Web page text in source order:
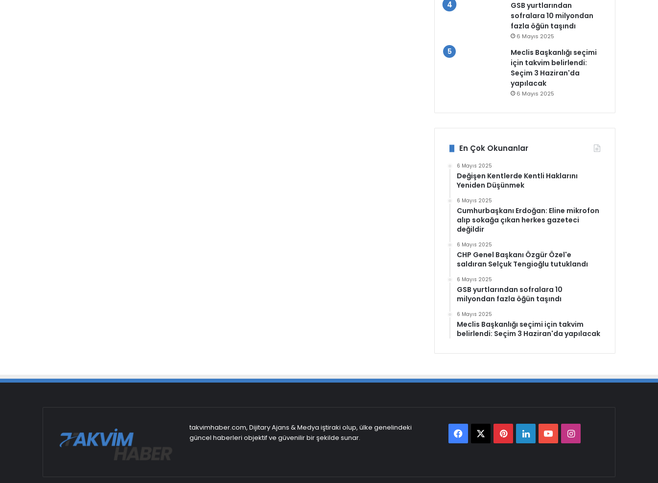
GSB yurtlarından
sofralara 10 milyondan
fazla öğün taşındı
6 Mayıs 2025
Meclis Başkanlığı seçimi
için takvim belirlendi:
Seçim 3 Haziran'da
yapılacak
6 Mayıs 2025
En Çok Okunanlar
6 Mayıs 2025
Değişen Kentlerde Kentli Haklarını
Yeniden Düşünmek
6 Mayıs 2025
Cumhurbaşkanı Erdoğan: Eline mikrofon
alıp sokağa çıkan herkes gazeteci
değildir
6 Mayıs 2025
CHP Genel Başkanı Özgür Özel'e
saldıran Selçuk Tengioğlu tutuklandı
6 Mayıs 2025
GSB yurtlarından sofralara 10
milyondan fazla öğün taşındı
6 Mayıs 2025
Meclis Başkanlığı seçimi için takvim
belirlendi: Seçim 3 Haziran'da yapılacak
takvimhaber.com, Dijitary Ajans & Medya iştiraki olup, ülke genelindeki
güncel haberleri objektif ve güvenilir bir şekilde sunar.
FacebookPinterest
LinkedInYouTubeInstagram